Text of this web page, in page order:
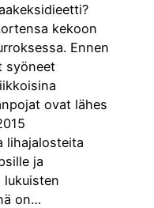
kekoon
Ennen
syöneet
ovat lähes
lihajalosteita
ja
lukuisten
on…